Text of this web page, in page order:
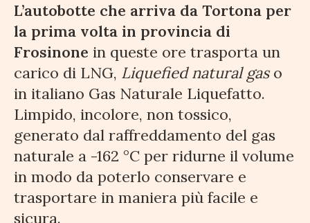
L’autobotte che arriva da Tortona per
la prima volta in provincia di
Frosinone in queste ore trasporta un
carico di LNG, Liquefied natural gaso
in italiano Gas Naturale Liquefatto.
Limpido, incolore, non tossico,
generato dal raffreddamento del gas
naturale a -162 °C per ridurne il volume
in modo da poterlo conservare e
trasportare in maniera più facile e
sicura.